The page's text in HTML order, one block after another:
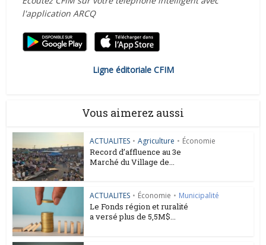
l'application ARCQ
Ligne éditoriale CFIM
Vous aimerez aussi
ACTUALITES • Agriculture • Économie
Record d’affluence au 3e
Marché du Village de...
ACTUALITES • Économie • Municipalité
Le Fonds région et ruralité
a versé plus de 5,5M$...